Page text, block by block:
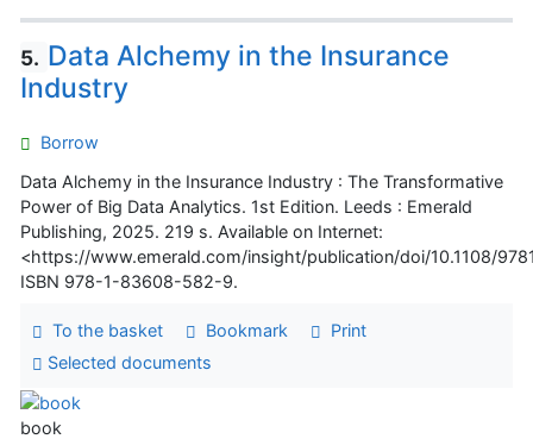
5. Data Alchemy in the Insurance
Industry
Borrow
Data Alchemy in the Insurance Industry : The Transformative
Power of Big Data Analytics. 1st Edition. Leeds : Emerald
Publishing, 2025. 219 s. Available on Internet:
<https://www.emerald.com/insight/publication/doi/10.1108/
ISBN 978-1-83608-582-9.
To the basket Bookmark
Print
Selected documents
book